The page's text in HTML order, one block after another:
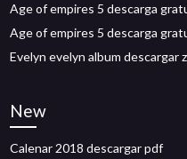
Age of empires 5 descarga
Age of empires 5 descarga
Evelyn evelyn album descargar
New
Calenar 2018 descargar pdf